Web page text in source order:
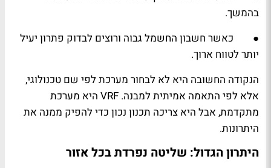
בהמשך.
● כאשר חשבון החשמל גבוה ורוצים לבדוק פתרון יעיל
יותר לטווח ארוך.
הנקודה החשובה היא לא לבחור מערכת לפי שם טכנולוגי,
אלא לפי התאמה אמיתית למבנה. VRF היא מערכת
מתקדמת, אבל היא צריכה תכנון נכון כדי להפיק ממנה את
היתרונות.
היתרון הגדול: שליטה נפרדת בכל אזור